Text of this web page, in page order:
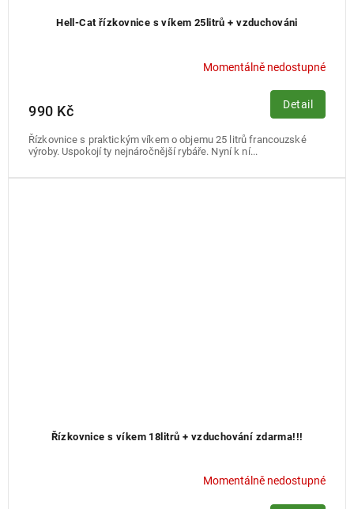
Hell-Cat řízkovnice s víkem 25litrů + vzduchováni
Momentálně nedostupné
990 Kč Detail
Řízkovnice s praktickým víkem o objemu 25 litrů francouzské
výroby. Uspokojí ty nejnáročnější rybáře. Nyní k ní...
Řízkovnice s víkem 18litrů + vzduchování zdarma!!!
Momentálně nedostupné